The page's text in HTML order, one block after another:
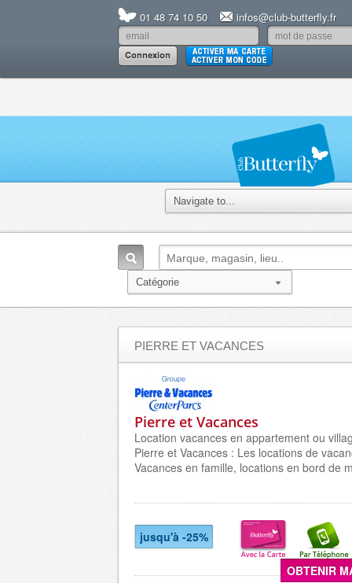
01 48 74 10 50 infos@club-butterfly.fr
PIERRE ET VACANCES
Pierre et Vacances
Location vacances en appartement ou
Pierre et Vacances : Les locations de
Vacances en famille, locations en bord de
jusqu'à -25%
OBTENIR